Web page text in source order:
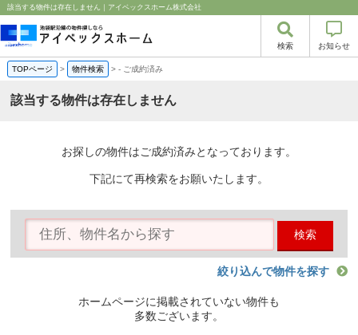
該当する物件は存在しません｜アイベックスホーム株式会社
検索 お知らせ
TOPページ > 物件検索 >- ご成約済み
該当する物件は存在しません
お探しの物件はご成約済みとなっております。
下記にて再検索をお願いたします。
検索
絞り込んで物件を探す
ホームページに掲載されていない物件も
多数ございます。